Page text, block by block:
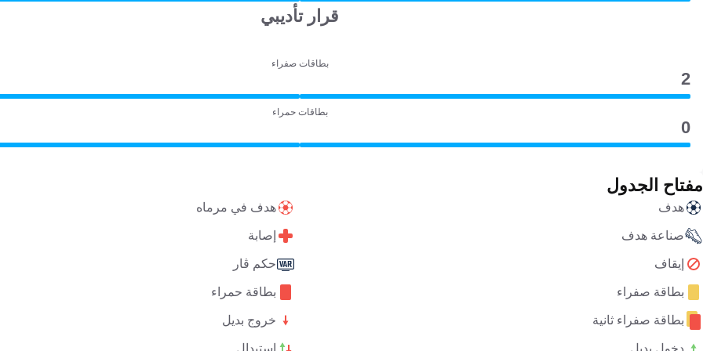
قرار تأديبي
بطاقات صفراء
2
بطاقات حمراء
0
مفتاح الجدول
هدف هدف في مرماه
صناعة هدف إصابة
إيقاف حكم ڤار
بطاقة صفراء بطاقة حمراء
بطاقة صفراء ثانية خروج بديل
دخول بديل استبدال